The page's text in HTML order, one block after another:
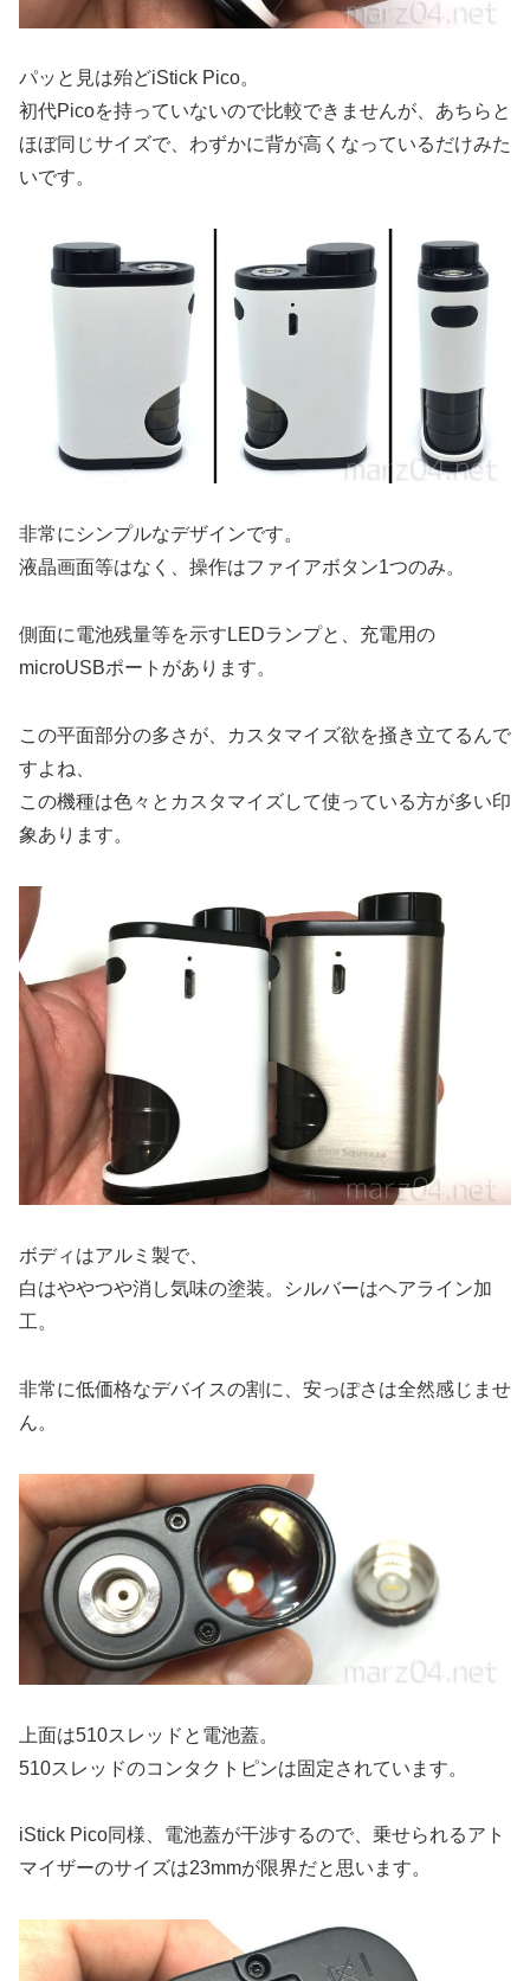
パッと見は殆どiStick Pico。
初代Picoを持っていないので比較できませんが、あちらと
ほぼ同じサイズで、わずかに背が高くなっているだけみた
いです。
非常にシンプルなデザインです。
液晶画面等はなく、操作はファイアボタン1つのみ。
側面に電池残量等を示すLEDランプと、充電用の
microUSBポートがあります。
この平面部分の多さが、カスタマイズ欲を掻き立てるんで
すよね、
この機種は色々とカスタマイズして使っている方が多い印
象あります。
ボディはアルミ製で、
白はややつや消し気味の塗装。シルバーはヘアライン加
工。
非常に低価格なデバイスの割に、安っぽさは全然感じませ
ん。
上面は510スレッドと電池蓋。
510スレッドのコンタクトピンは固定されています。
iStick Pico同様、電池蓋が干渉するので、乗せられるアト
マイザーのサイズは23mmが限界だと思います。